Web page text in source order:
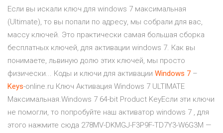
Если вы искали ключ для windows 7 максимальная
(Ultimate), то вы попали по адресу, мы собрали для вас,
массу ключей. Это практически самая большая сборка
бесплатных ключей, для активации windows 7. Как вы
понимаете, львиную долю этих ключей, мы просто
физически... Коды и ключи для активации Windows 7 –
Keys-online.ru Ключ Активация Windows 7 ULTIMATE
Максимальная.Windows 7 64-bit Product KeyЕсли эти ключи
не помогли, то попробуйте наш активатор windows 7 , для
этого нажмите сюда 278MV-DKMGJ-F3P9F-TD7Y3-W6G3M —